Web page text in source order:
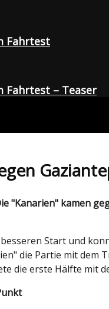
Fahrtest
Fahrtest – Teaser
Start und
die Partie mit
die erste Hälfte mit